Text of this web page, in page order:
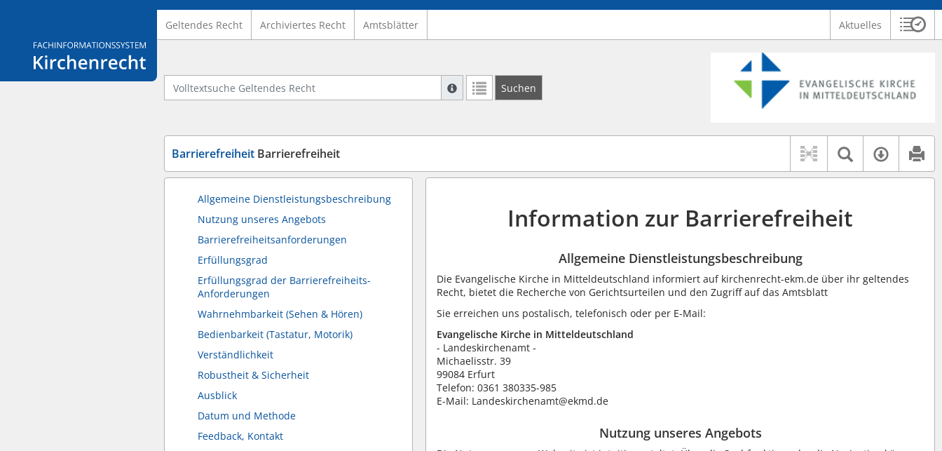
Logo Fachinformationssystem Kirchenrecht
Geltendes Recht Archiviertes Recht Amtsblätter Aktuelles
Volltextsuche Geltendes Recht
Suche mit Platzhalter "*", Bsp. Pfarrer*, findet auch: "Pfarrerinitiative" oder "Pfarrerausschuss".
Suchen
Logo Ev. Kirche in Mitteldeutschland
Barrierefreiheit Barrierefreiheit Textsuche
Allgemeine Dienstleistungsbeschreibung
Nutzung unseres Angebots
Barrierefreiheitsanforderungen
Erfüllungsgrad
Erfüllungsgrad der Barrierefreiheits-
Anforderungen
Wahrnehmbarkeit (Sehen & Hören)
Bedienbarkeit (Tastatur, Motorik)
Verständlichkeit
Robustheit & Sicherheit
Ausblick
Datum und Methode
Feedback, Kontakt
Information zur Barrierefreiheit
Allgemeine Dienstleistungsbeschreibung
Die Evangelische Kirche in Mitteldeutschland informiert auf kirchenrecht-ekm.de über ihr geltendes
Recht, bietet die Recherche von Gerichtsurteilen und den Zugriff auf das Amtsblatt
Sie erreichen uns postalisch, telefonisch oder per E-Mail:
Evangelische Kirche in Mitteldeutschland
- Landeskirchenamt -
Michaelisstr. 39
99084 Erfurt
Telefon: 0361 380335-985
E-Mail: Landeskirchenamt@ekmd.de
Nutzung unseres Angebots